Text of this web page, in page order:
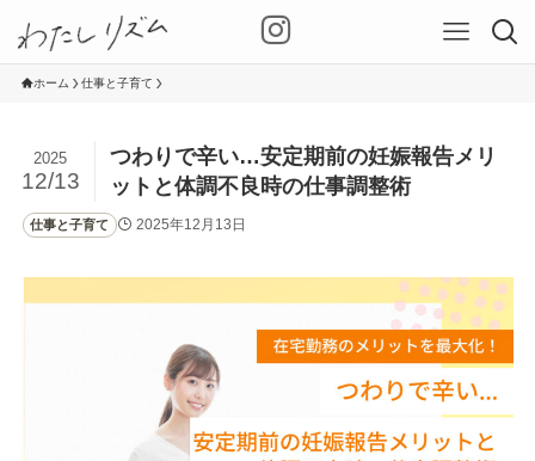
ホーム 仕事と子育て
つわりで辛い…安定期前の妊娠報告メリ
ットと体調不良時の仕事調整術
2025
12/13
仕事と子育て 2025年12月13日